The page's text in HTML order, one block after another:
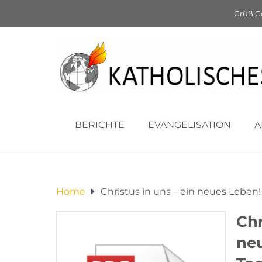
Grüß
BERICHTE EVANGELISATION
Home Christus in uns – ein neues